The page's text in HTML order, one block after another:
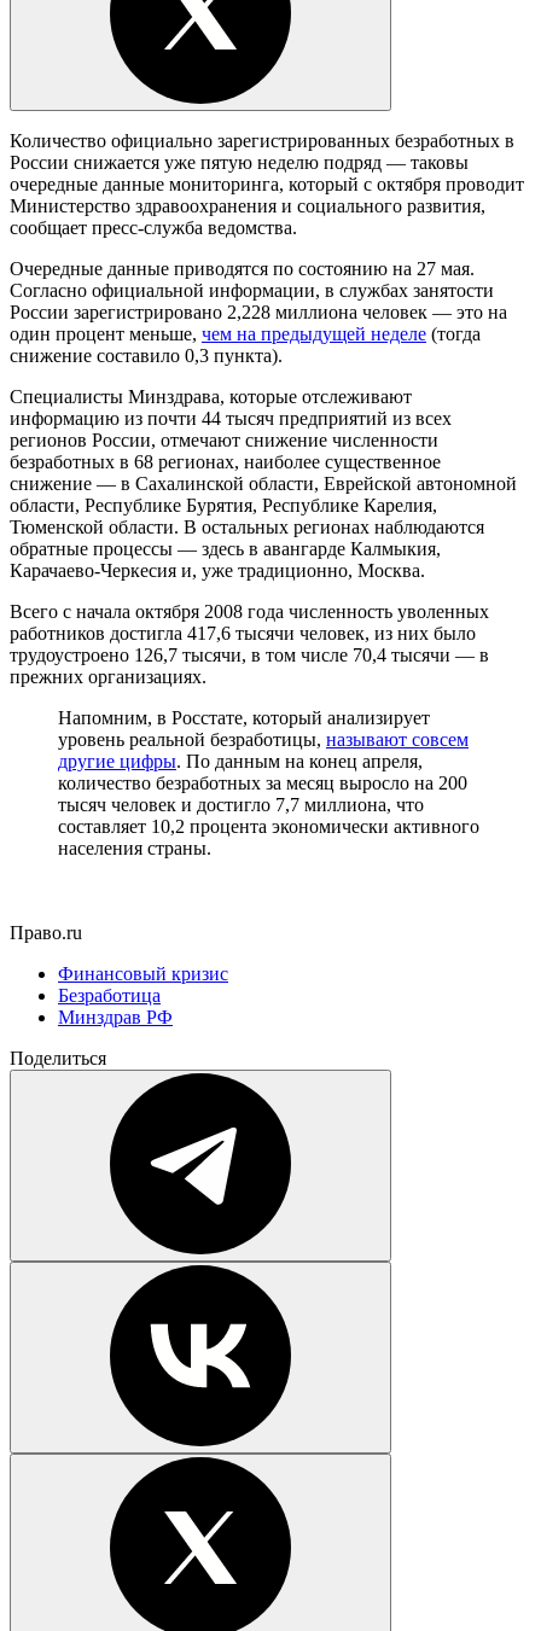
Количество официально зарегистрированных безработных в
России снижается уже пятую неделю подряд — таковы
очередные данные мониторинга, который с октября проводит
Министерство здравоохранения и социального развития,
сообщает пресс-служба ведомства.
Очередные данные приводятся по состоянию на 27 мая.
Согласно официальной информации, в службах занятости
России зарегистрировано 2,228 миллиона человек — это на
один процент меньше, чем на предыдущей неделе (тогда
снижение составило 0,3 пункта).
Специалисты Минздрава, которые отслеживают
информацию из почти 44 тысяч предприятий из всех
регионов России, отмечают снижение численности
безработных в 68 регионах, наиболее существенное
снижение — в Сахалинской области, Еврейской автономной
области, Республике Бурятия, Республике Карелия,
Тюменской области. В остальных регионах наблюдаются
обратные процессы — здесь в авангарде Калмыкия,
Карачаево-Черкесия и, уже традиционно, Москва.
Всего с начала октября 2008 года численность уволенных
работников достигла 417,6 тысячи человек, из них было
трудоустроено 126,7 тысячи, в том числе 70,4 тысячи — в
прежних организациях.
Напомним, в Росстате, который анализирует
уровень реальной безработицы, называют совсем
другие цифры. По данным на конец апреля,
количество безработных за месяц выросло на 200
тысяч человек и достигло 7,7 миллиона, что
составляет 10,2 процента экономически активного
населения страны.
Право.ru
Финансовый кризис
Безработица
Минздрав РФ
Поделиться